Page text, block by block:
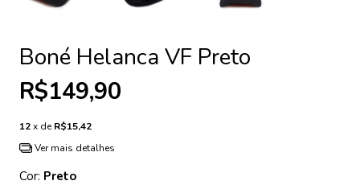
Boné Helanca VF Preto
R$149,90
12x deR$15,42
Ver mais detalhes
Cor: Preto